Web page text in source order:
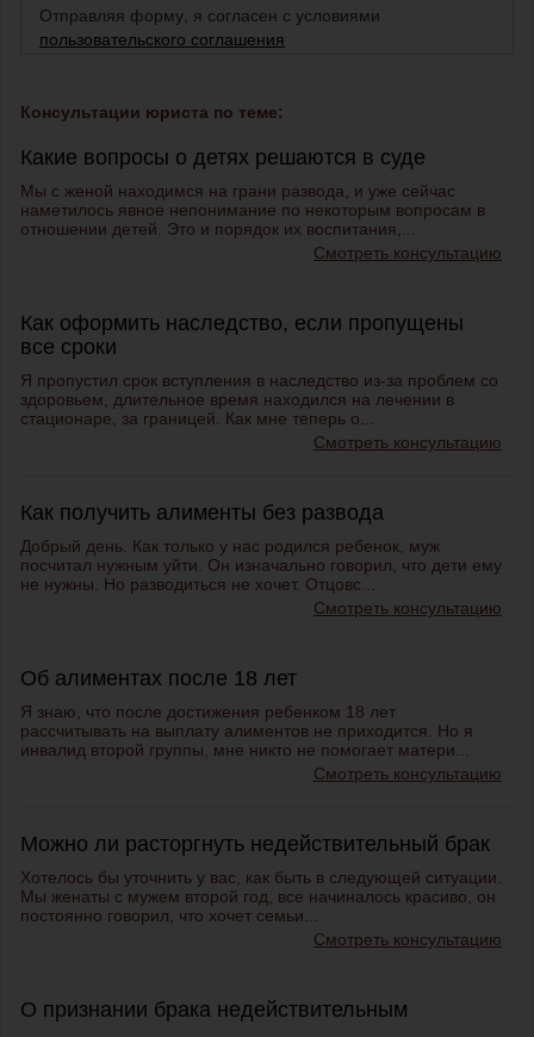
Отправляя форму, я согласен с условиями
пользовательского соглашения
Консультации юриста по теме:
Какие вопросы о детях решаются в суде
Мы с женой находимся на грани развода, и уже сейчас
наметилось явное непонимание по некоторым вопросам в
отношении детей. Это и порядок их воспитания,...
Смотреть консультацию
Как оформить наследство, если пропущены
все сроки
Я пропустил срок вступления в наследство из-за проблем со
здоровьем, длительное время находился на лечении в
стационаре, за границей. Как мне теперь о...
Смотреть консультацию
Как получить алименты без развода
Добрый день. Как только у нас родился ребенок, муж
посчитал нужным уйти. Он изначально говорил, что дети ему
не нужны. Но разводиться не хочет. Отцовс...
Смотреть консультацию
Об алиментах после 18 лет
Я знаю, что после достижения ребенком 18 лет
рассчитывать на выплату алиментов не приходится. Но я
инвалид второй группы, мне никто не помогает матери...
Смотреть консультацию
Можно ли расторгнуть недействительный брак
Хотелось бы уточнить у вас, как быть в следующей ситуации.
Мы женаты с мужем второй год, все начиналось красиво, он
постоянно говорил, что хочет семьи...
Смотреть консультацию
О признании брака недействительным